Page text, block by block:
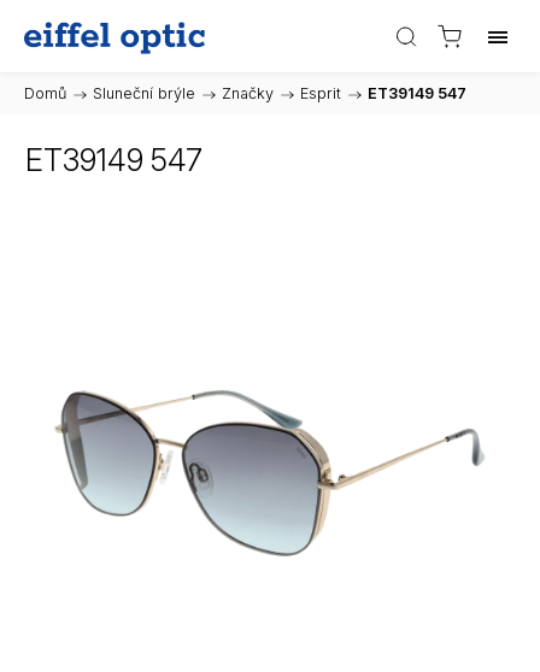
Domů / Sluneční brýle / Značky / Esprit / ET39149 547
ET39149 547